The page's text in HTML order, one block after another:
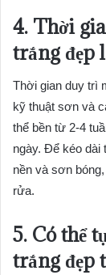
4. Thời
trắng đẹp
Thời gian duy trì
kỹ thuật sơn và
thể bền từ 2-4
ngày. Để kéo dài
nền và sơn
rửa.
5. Có thể
trắng đẹp